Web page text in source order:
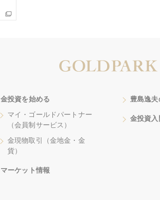
金投資を始める
マイ・ゴールドパートナー
（会員制サービス）
金現物取引（金地金・金
貨）
マーケット情報
豊島逸
金投資入